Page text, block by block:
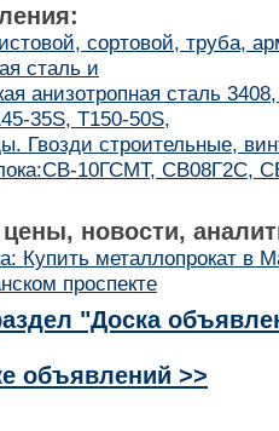
сортовой, труба,
сталь и
анизотропная сталь
35S, T150-50S,
Гвозди строительные,
10ГСМТ, СВ08Г2С,
новости,
Купить металлопрокат в
проспекте
"Доска
объявлений >>